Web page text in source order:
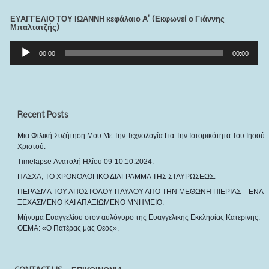
ΕΥΑΓΓΕΛΙΟ ΤΟΥ ΙΩΑΝΝΗ κεφάλαιο Α’ (Εκφωνεί ο Γιάννης
Μπαλτατζής)
Αναπαραγωγής
00:00 00:00
Recent Posts
Μια Φιλική Συζήτηση Μου Με Την Τεχνολογία Για Την Ιστορικότητα Του Ιησού
Χριστού.
Timelapse Ανατολή Ηλίου 09-10.10.2024.
ΠΑΣΧΑ, ΤΟ ΧΡΟΝΟΛΟΓΙΚΟ ΔΙΑΓΡΑΜΜΑ ΤΗΣ ΣΤΑΥΡΩΣΕΩΣ.
ΠΕΡΑΣΜΑ ΤΟΥ ΑΠΟΣΤΟΛΟΥ ΠΑΥΛΟΥ ΑΠΟ ΤΗΝ ΜΕΘΩΝΗ ΠΙΕΡΙΑΣ – ΕΝΑ
ΞΕΧΑΣΜΕΝΟ ΚΑΙ ΑΠΑΞΙΩΜΕΝΟ ΜΝΗΜΕΙΟ.
Μήνυμα Ευαγγελίου στον αυλόγυρο της Ευαγγελικής Εκκλησίας Κατερίνης.
ΘΕΜΑ: «Ο Πατέρας μας Θεός».